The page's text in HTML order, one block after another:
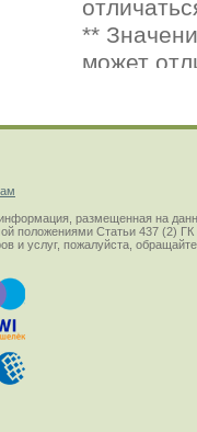
размещенная на
положениями Статьи 437 (2)
и услуг, пожалуйста,